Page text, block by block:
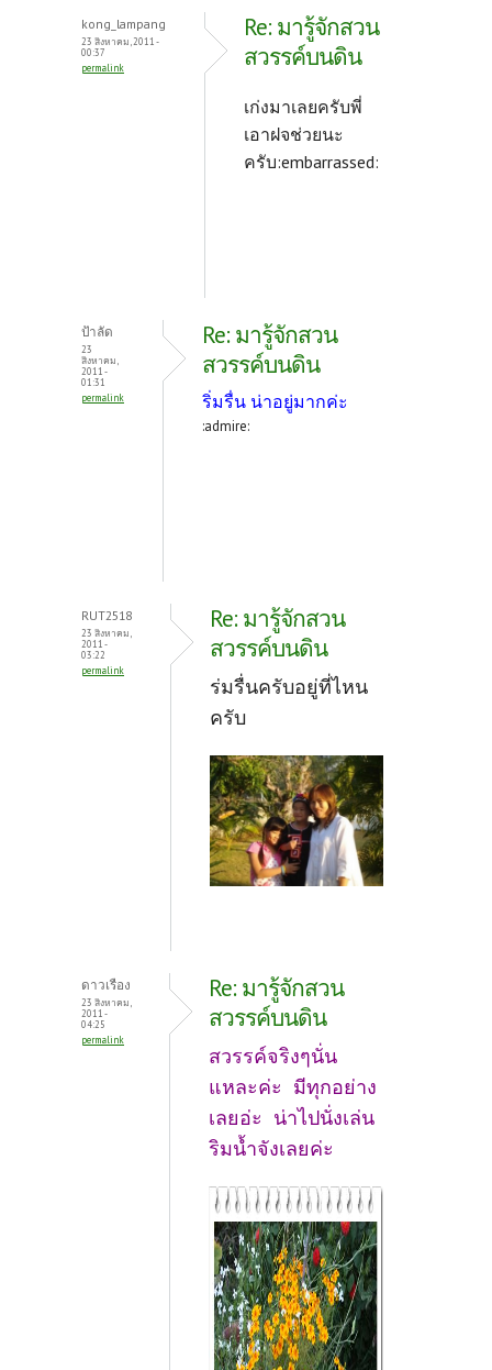
o
o
k
es
kong_lampang
23 สิงหาคม, 2011 -
00:37
permalink
Re: มารู้จักสวน
สวรรค์บนดิน
เก่งมาเลยครับพี่
เอาฝจช่วยนะ
ครับ:embarrassed:
ป้าลัด
23
สิงหาคม,
2011 -
01:31
permalink
Re: มารู้จักสวน
สวรรค์บนดิน
ริ่มรื่น น่าอยู่มากค่ะ
:admire:
RUT2518
23 สิงหาคม,
2011 -
03:22
permalink
Re: มารู้จักสวน
สวรรค์บนดิน
ร่มรื่นครับอยู่ที่ไหน
ครับ
ดาวเรือง
23 สิงหาคม,
2011 -
04:25
permalink
Re: มารู้จักสวน
สวรรค์บนดิน
สวรรค์จริงๆนั่น
แหละค่ะ มีทุกอย่าง
เลยอ่ะ น่าไปนั่งเล่น
ริมน้ำจังเลยค่ะ